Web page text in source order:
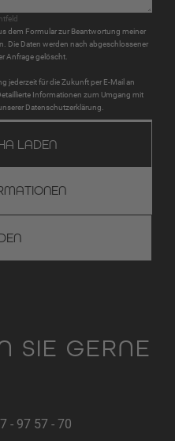
dem Formular zur Beantwortung meiner
Die Daten werden nach abgeschlossener
Anfrage gelöscht.
jederzeit für die Zukunft per E-Mail an
Informationen zum Umgang mit
Datenschutzerklärung.
LADEN
SIE GERNE
- 97 57 - 70